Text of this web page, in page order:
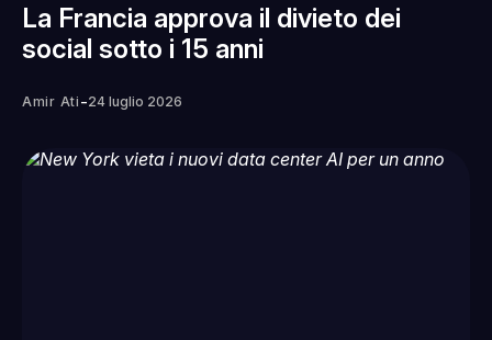
La Francia approva il divieto dei
social sotto i 15 anni
Amir Ati -24 luglio 2026